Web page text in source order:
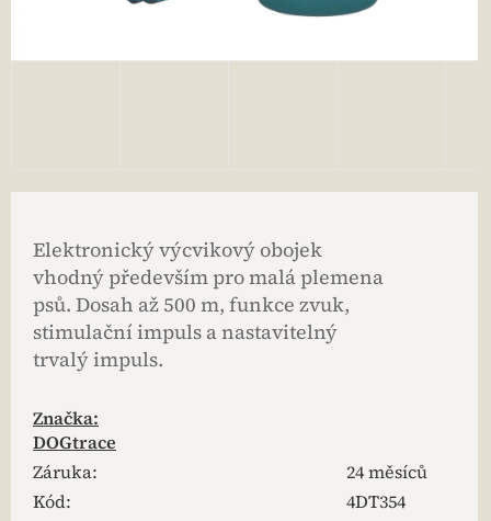
Elektronický výcvikový obojek
vhodný především pro malá plemena
psů. Dosah až 500 m, funkce zvuk,
stimulační impuls a nastavitelný
trvalý impuls.
Značka:
DOGtrace
Záruka:
24 měsíců
Kód:
4DT354